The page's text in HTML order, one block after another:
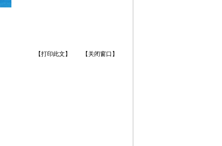
【打印此文】 【关闭窗口】